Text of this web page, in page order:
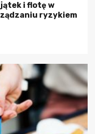
i flotę w
ryzykiem